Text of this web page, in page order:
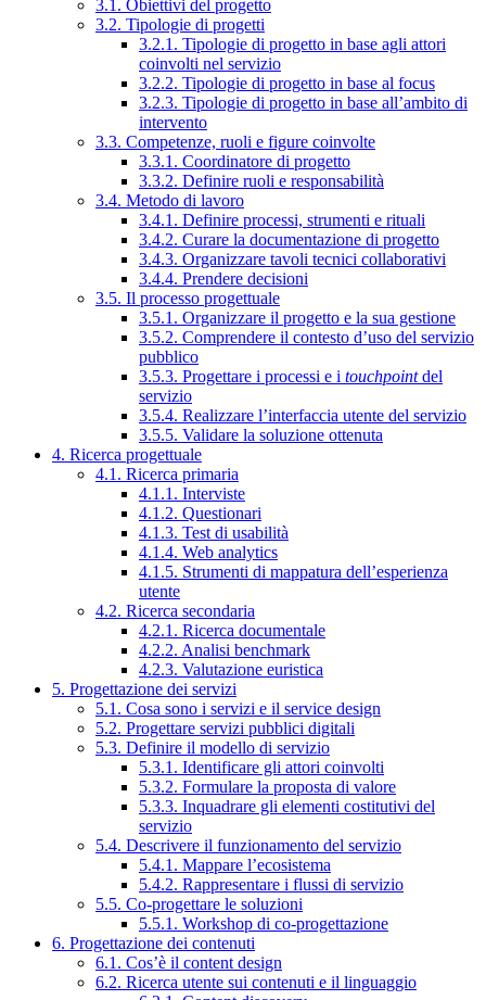
3.1. Obiettivi del progetto
3.2. Tipologie di progetti
3.2.1. Tipologie di progetto in base agli attori
coinvolti nel servizio
3.2.2. Tipologie di progetto in base al focus
3.2.3. Tipologie di progetto in base all’ambito di
intervento
3.3. Competenze, ruoli e figure coinvolte
3.3.1. Coordinatore di progetto
3.3.2. Definire ruoli e responsabilità
3.4. Metodo di lavoro
3.4.1. Definire processi, strumenti e rituali
3.4.2. Curare la documentazione di progetto
3.4.3. Organizzare tavoli tecnici collaborativi
3.4.4. Prendere decisioni
3.5. Il processo progettuale
3.5.1. Organizzare il progetto e la sua gestione
3.5.2. Comprendere il contesto d’uso del servizio
pubblico
3.5.3. Progettare i processi e i touchpointdel
servizio
3.5.4. Realizzare l’interfaccia utente del servizio
3.5.5. Validare la soluzione ottenuta
4. Ricerca progettuale
4.1. Ricerca primaria
4.1.1. Interviste
4.1.2. Questionari
4.1.3. Test di usabilità
4.1.4. Web analytics
4.1.5. Strumenti di mappatura dell’esperienza
utente
4.2. Ricerca secondaria
4.2.1. Ricerca documentale
4.2.2. Analisi benchmark
4.2.3. Valutazione euristica
5. Progettazione dei servizi
5.1. Cosa sono i servizi e il service design
5.2. Progettare servizi pubblici digitali
5.3. Definire il modello di servizio
5.3.1. Identificare gli attori coinvolti
5.3.2. Formulare la proposta di valore
5.3.3. Inquadrare gli elementi costitutivi del
servizio
5.4. Descrivere il funzionamento del servizio
5.4.1. Mappare l’ecosistema
5.4.2. Rappresentare i flussi di servizio
5.5. Co-progettare le soluzioni
5.5.1. Workshop di co-progettazione
6. Progettazione dei contenuti
6.1. Cos’è il content design
6.2. Ricerca utente sui contenuti e il linguaggio